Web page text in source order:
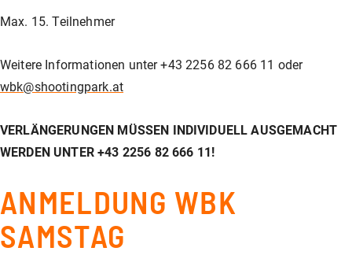
Management
Faustfeuerwaffen
GLOCK Training
Halbautomaten-& PCC-Kurse
Kurse: IPSC
Kurse: Faustfeuerwaffen
Halbautomaten-& PCC-Kurse
Max. 15. Teilnehmer
Weitere Informationen unter +43 2256 82 666 11 oder
wbk@shootingpark.at
VERLÄNGERUNGEN MÜSSEN INDIVIDUELL AUSGEMACHT
WERDEN UNTER +43 2256 82 666 11!
ANMELDUNG WBK
SAMSTAG